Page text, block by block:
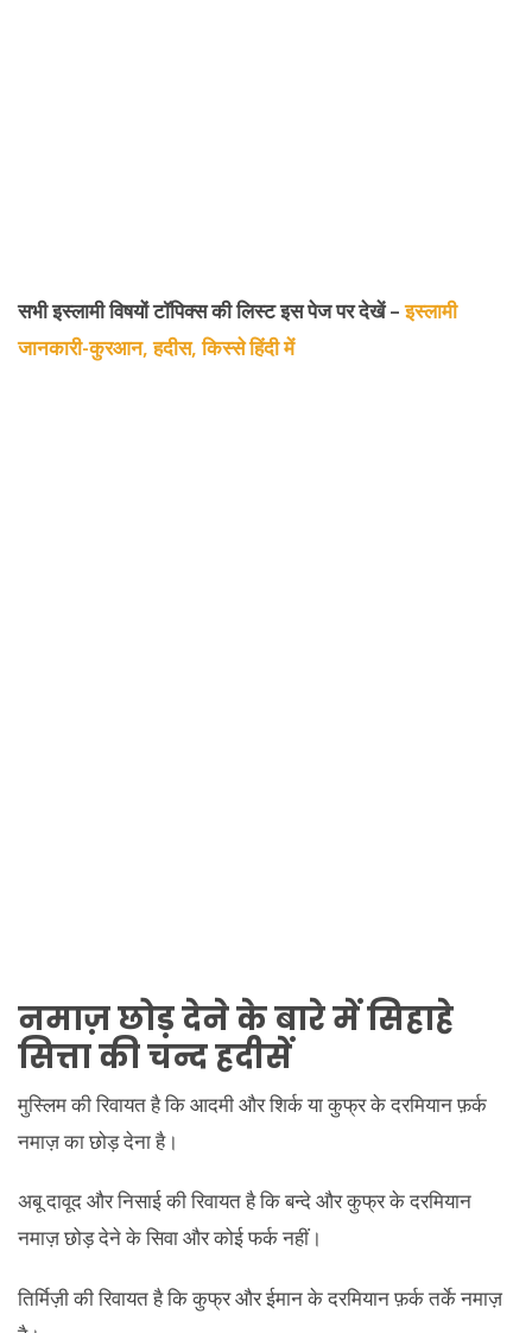
सभी इस्लामी विषयों टॉपिक्स की लिस्ट इस पेज पर देखें –इस्लामी
जानकारी-कुरआन, हदीस, किस्से हिंदी में
नमाज़ छोड़ देने के बारे में सिहाहे
सित्ता की चन्द हदीसें
मुस्लिम की रिवायत है कि आदमी और शिर्क या कुफ्र के दरमियान फ़र्क
नमाज़ का छोड़ देना है।
अबू दावूद और निसाई की रिवायत है कि बन्दे और कुफ्र के दरमियान
नमाज़ छोड़ देने के सिवा और कोई फर्क नहीं।
तिर्मिज़ी की रिवायत है कि कुफ्र और ईमान के दरमियान फ़र्क तर्के नमाज़